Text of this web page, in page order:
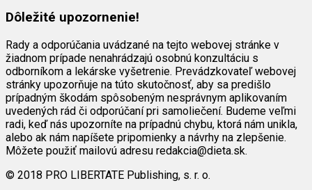
Dôležité upozornenie!
Rady a odporúčania uvádzané na tejto webovej stránke v
žiadnom prípade nenahrádzajú osobnú konzultáciu s
odborníkom a lekárske vyšetrenie. Prevádzkovateľ webovej
stránky upozorňuje na túto skutočnosť, aby sa predišlo
prípadným škodám spôsobeným nesprávnym aplikovaním
uvedených rád či odporúčaní pri samoliečení. Budeme veľmi
radi, keď nás upozorníte na prípadnú chybu, ktorá nám unikla,
alebo ak nám napíšete pripomienky a návrhy na zlepšenie.
Môžete použiť mailovú adresu redakcia@dieta.sk.
© 2018 PRO LIBERTATE Publishing, s. r. o.